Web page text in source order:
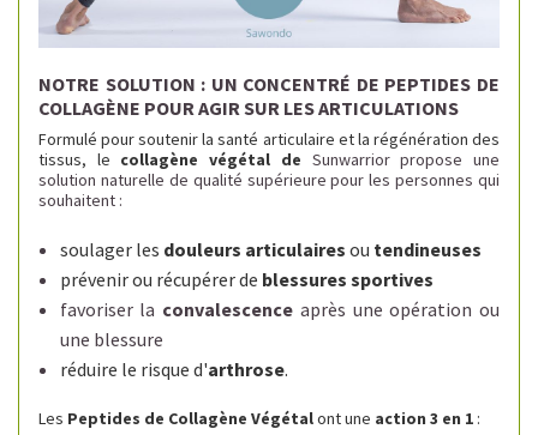
NOTRE SOLUTION : UN CONCENTRÉ DE PEPTIDES DE
COLLAGÈNE POUR AGIR SUR LES ARTICULATIONS
Formulé pour soutenir la santé articulaire et la régénération des
tissus, le collagène végétal de Sunwarrior propose une
solution naturelle de qualité supérieure pour les personnes qui
souhaitent :
soulager les douleurs articulaires ou tendineuses
prévenir ou récupérer de blessures sportives
favoriser la convalescence après une opération ou
une blessure
réduire le risque d'arthrose.
Les Peptides de Collagène Végétalont une action 3 en 1 :